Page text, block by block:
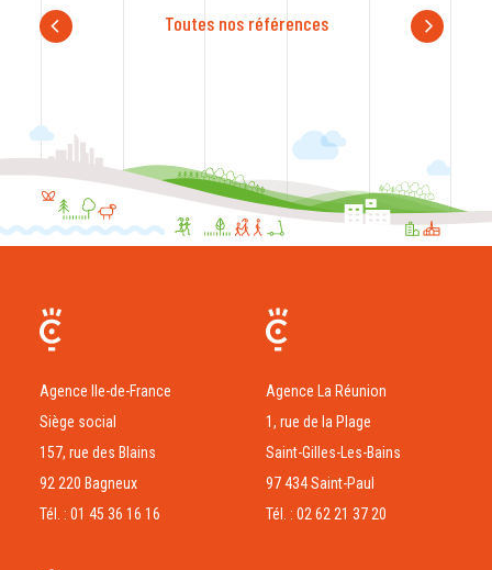
Toutes nos références
Agence Ile-de-France
Siège social
157, rue des Blains
92 220 Bagneux
Tél. : 01 45 36 16 16
Agence La Réunion
1, rue de la Plage
Saint-Gilles-Les-Bains
97 434 Saint-Paul
Tél. : 02 62 21 37 20